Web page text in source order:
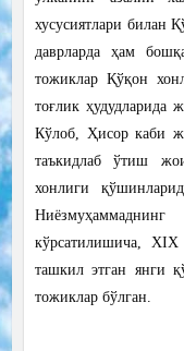
хусусиятлари билан
даврларда ҳам
тожиклар Қўқон
тоғлик ҳудудларида
Кўлоб, Ҳисор каби
таъкидлаб ўтиш
хонлиги
кўрсатилишича,
ташкил этган янги
тожиклар бўлган.